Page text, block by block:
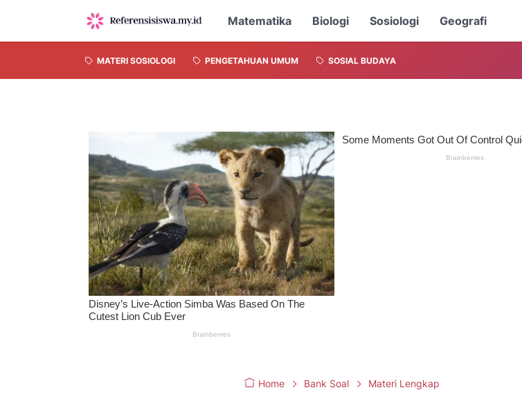
Matematika Biologi Sosiologi Geografi
MATERI SOSIOLOGI PENGETAHUAN UMUM SOSIAL BUDAYA
Home Bank Soal Materi Lengkap